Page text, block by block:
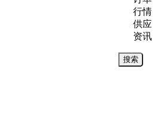
行情
供应
资讯
搜索